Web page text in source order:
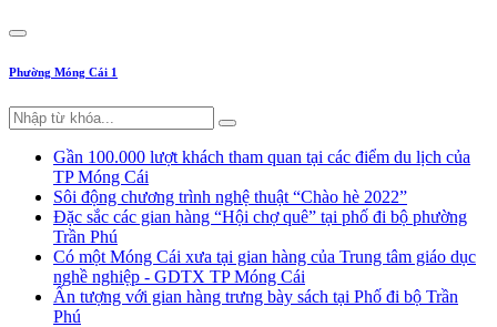
Phường Móng Cái 1
Gần 100.000 lượt khách tham quan tại các điểm du lịch của
TP Móng Cái
Sôi động chương trình nghệ thuật “Chào hè 2022”
Đặc sắc các gian hàng “Hội chợ quê” tại phố đi bộ phường
Trần Phú
Có một Móng Cái xưa tại gian hàng của Trung tâm giáo dục
nghề nghiệp - GDTX TP Móng Cái
Ấn tượng với gian hàng trưng bày sách tại Phố đi bộ Trần
Phú